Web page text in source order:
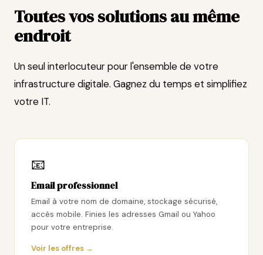
Toutes vos solutions au même
endroit
Un seul interlocuteur pour l'ensemble de votre
infrastructure digitale. Gagnez du temps et simplifiez
votre IT.
📧
Email professionnel
Email à votre nom de domaine, stockage sécurisé,
accès mobile. Finies les adresses Gmail ou Yahoo
pour votre entreprise.
Voir les offres →